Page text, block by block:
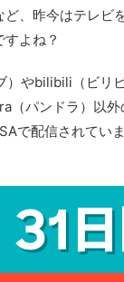
、昨今はテレビ
よね？
）やbilibili（ビリ
（パンドラ）以
で配信されてい